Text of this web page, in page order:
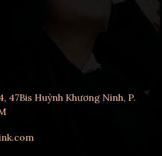
47Bis Huỳnh Khương Ninh, P.